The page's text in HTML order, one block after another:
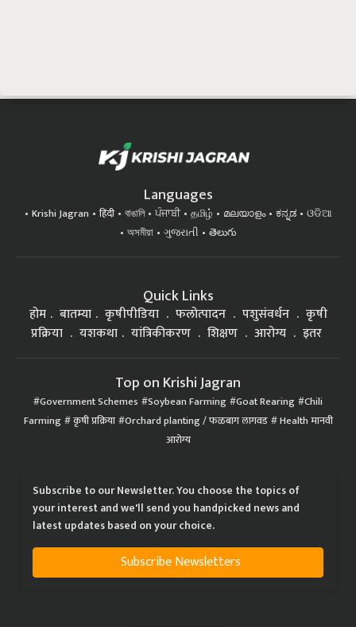
Languages
Krishi Jagran हिंदी বাঙালি ਪੰਜਾਬੀ தமிழ் മലയാളം ಕನ್ನಡ
ଓଡିଆ
অসমীয়া
ગુજરાતી తెలుగు
Quick Links
होम बातम्या कृषीपीडिया फलोत्पादन पशुसंवर्धन
कृषी
प्रक्रिया
यशकथा यांत्रिकीकरण शिक्षण आरोग्य इतर
Top on Krishi Jagran
Government Schemes Soybean Farming Goat Rearing Chili
Farming कृषी प्रक्रिया Orchard planting / फळबाग लागवड Health मानवी
आरोग्य
Subscribe to our Newsletter. You choose the topics of
your interest and we'll send you handpicked news and
latest updates based on your choice.
Subscribe Newsletters